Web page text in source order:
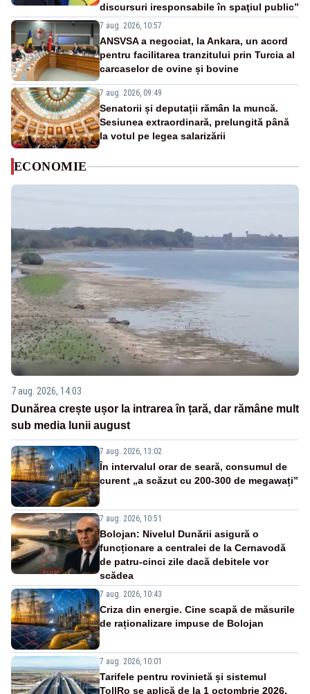
discursuri iresponsabile în spaţiul public”
7 aug. 2026, 10:57
ANSVSA a negociat, la Ankara, un acord
pentru facilitarea tranzitului prin Turcia al
carcaselor de ovine și bovine
7 aug. 2026, 09:49
Senatorii și deputații rămân la muncă.
Sesiunea extraordinară, prelungită până
la votul pe legea salarizării
ECONOMIE
7 aug. 2026, 14:03
Dunărea crește ușor la intrarea în țară, dar rămâne mult
sub media lunii august
7 aug. 2026, 13:02
În intervalul orar de seară, consumul de
curent „a scăzut cu 200-300 de megawați”
7 aug. 2026, 10:51
Bolojan: Nivelul Dunării asigură o
funcționare a centralei de la Cernavodă
de patru-cinci zile dacă debitele vor
scădea
7 aug. 2026, 10:43
Criza din energie. Cine scapă de măsurile
de raționalizare impuse de Bolojan
7 aug. 2026, 10:01
Tarifele pentru rovinietă și sistemul
TollRo se aplică de la 1 octombrie 2026.